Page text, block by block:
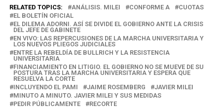
at
s
A
p
p
ce
b
o
o
k
e
gr
a
m
ail py
Li
n
k
m
p
ar
tir
RELATED TOPICS: ANÁLISIS. MILEI CONFORME A
CUOTAS
EL BOLETÍN OFICIAL
EL DILEMA ADORNI. ASÍ SE DIVIDE EL GOBIERNO ANTE LA CRISIS
DEL JEFE DE GABINETE
EN VIVO: LAS REPERCUSIONES DE LA MARCHA UNIVERSITARIA Y
LOS NUEVOS PLIEGOS JUDICIALES
ENTRE LA REBELDÍA DE BULLRICH Y LA RESISTENCIA
UNIVERSITARIA
FINANCIAMIENTO EN LITIGIO. EL GOBIERNO NO SE MUEVE DE SU
POSTURA TRAS LA MARCHA UNIVERSITARIA Y ESPERA QUE
RESUELVA LA CORTE
INCLUYENDO EL PAMI
JAIME ROSEMBERG
JAVIER MILEI
MINUTO A MINUTO. JAVIER MILEI Y SUS MEDIDAS
PEDIR PÚBLICAMENTE
RECORTE